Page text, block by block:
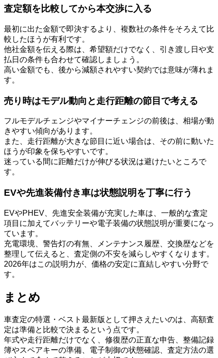
査定額を比較してから本交渉に入る
最初に出た金額で即決するより、複数社の条件をそろえて比
較したほうが有利です。
他社金額を伝える際は、希望額だけでなく、引き渡し日や支
払日の条件も合わせて確認しましょう。
高い金額でも、後から減額されやすい契約では意味が薄れま
す。
売り時はモデル動向と走行距離の節目で考える
フルモデルチェンジやマイナーチェンジの前後は、相場が動
きやすい傾向があります。
また、走行距離が大きな節目に近い場合は、その前に動いた
ほうが印象を保ちやすいです。
迷っている間に距離だけが伸びる状況は避けたいところで
す。
EVや先進装備付き車は状態説明を丁寧に行う
EVやPHEV、先進安全装備が充実した車は、一般的な査定
項目に加えてバッテリーや電子装備の状態説明が重要になっ
ています。
充電環境、警告灯の有無、メンテナンス履歴、交換歴などを
整理して伝えると、査定側の不安を減らしやすくなります。
2026年はこの説明力が、価格の安定に直結しやすい分野で
す。
まとめ
車査定の特選・ベスト最新版として押さえたいのは、高額査
定は準備と比較で決まるという点です。
年式や走行距離だけでなく、修復歴の正直な申告、整備記録
簿やスペアキーの準備、電子制御の状態確認、査定方法の選